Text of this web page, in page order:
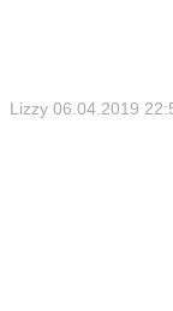
Lizzy 06.04.2019